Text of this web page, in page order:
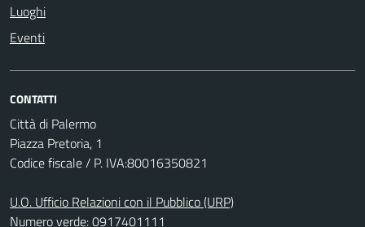
Luoghi
Eventi
CONTATTI
Città di Palermo
Piazza Pretoria, 1
Codice fiscale / P. IVA:80016350821
U.O. Ufficio Relazioni con il Pubblico (URP)
Numero verde: 0917401111